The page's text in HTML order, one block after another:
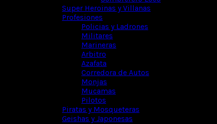
Super Heroinas y Villanas
Profesiones
Policias y Ladrones
Militares
Marineras
Arbitro
Azafata
Corredora de Autos
Monjas
Mucamas
Pilotos
Piratas y Mosqueteras
Geishas y Japonesas